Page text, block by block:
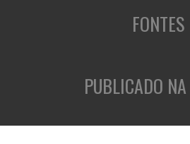
FONTES
PUBLICADO